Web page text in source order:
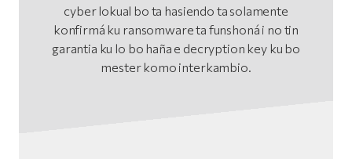
cyber lokual bo ta hasiendo ta solamente
konfirmá ku ransomware ta funshoná i no tin
garantia ku lo bo haña e decryption key ku bo
mester komo interkambio.